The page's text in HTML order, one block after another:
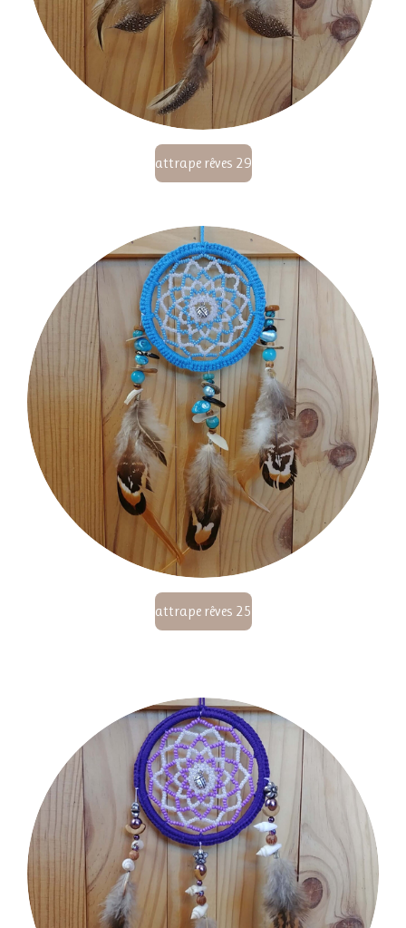
attrape rêves 29
attrape rêves 25